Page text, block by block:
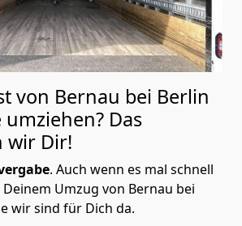
von Bernau bei Berlin
umziehen? Das
wir Dir!
. Auch wenn es mal schnell
Umzug von Bernau bei
wir sind für Dich da.